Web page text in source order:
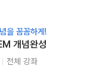
을 꼼꼼하게!
개념완성
전체 강좌